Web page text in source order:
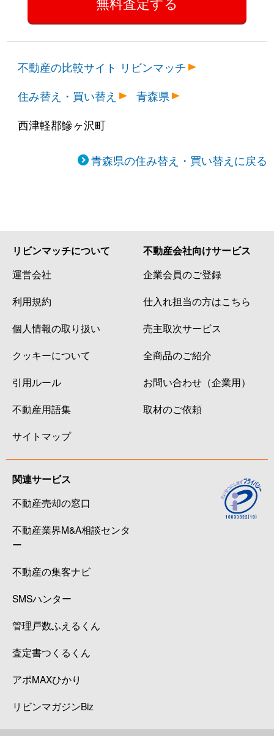
不動産の比較サイト リビンマッチ
住み替え・買い替え
青森県
西津軽郡鰺ヶ沢町
青森県の住み替え・買い替えに戻る
リビンマッチについて
運営会社
利用規約
個人情報の取り扱い
クッキーについて
引用ルール
不動産用語集
サイトマップ
不動産会社向けサービス
企業会員のご登録
仕入れ担当の方はこちら
売主取次サービス
全商品のご紹介
お問い合わせ（企業用）
取材のご依頼
関連サービス
不動産売却の窓口
不動産業界M&A相談センタ
ー
不動産の集客ナビ
SMSハンター
管理戸数ふえるくん
査定書つくるくん
アポMAXひかり
リビンマガジンBiz